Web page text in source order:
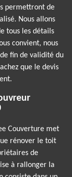
permettront de
Nous allons
tous les détails
convient, nous
fin de validité du
que le devis
Couverture met
rénover le toit
de
à rallonger la